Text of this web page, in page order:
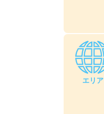
エリア